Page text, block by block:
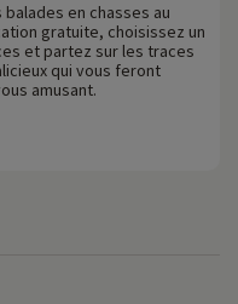
en chasses au
gratuite, choisissez un
et partez sur les traces
qui vous feront
amusant.